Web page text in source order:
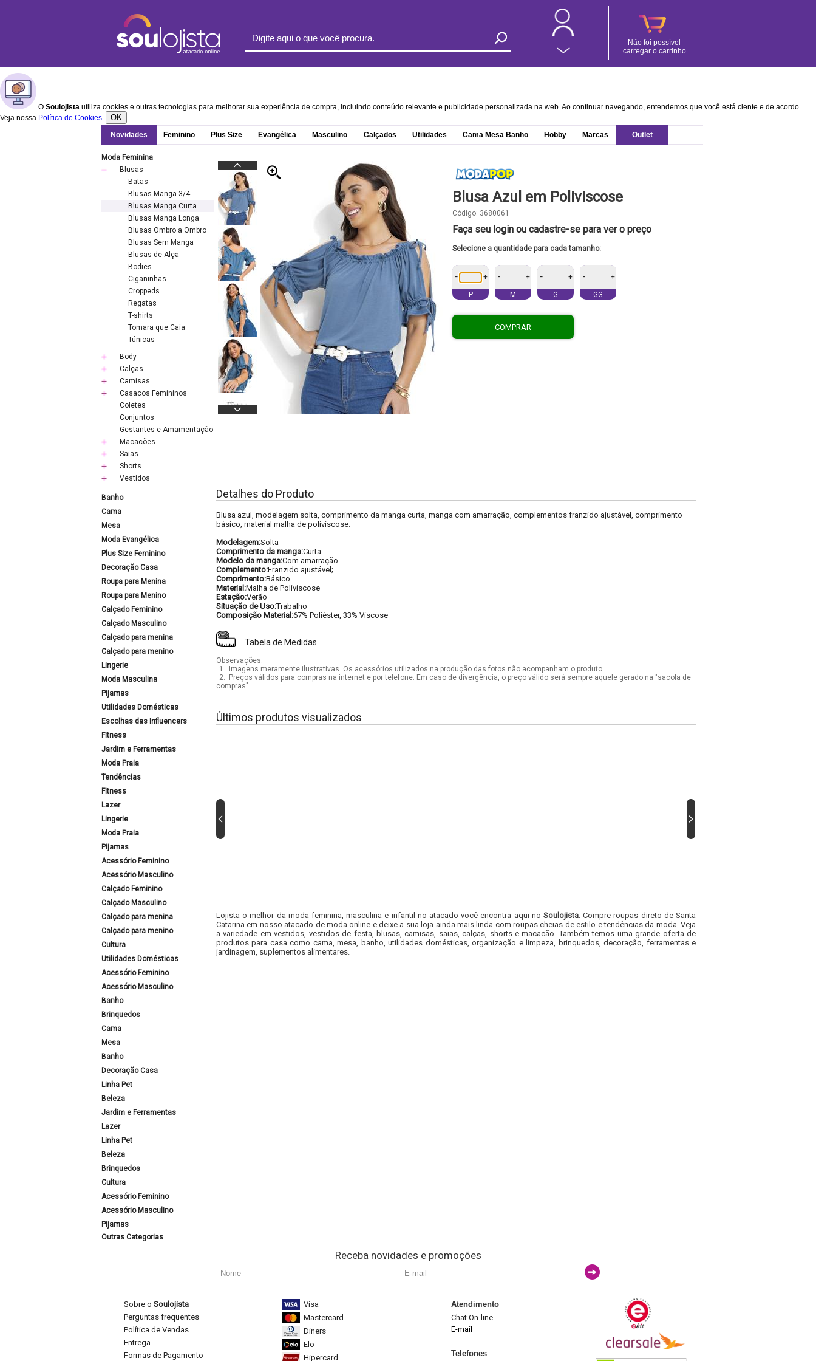
Não foi possível
carregar o carrinho
O Soulojista utiliza cookies e outras tecnologias para melhorar sua experiência de compra, incluindo conteúdo relevante e publicidade personalizada na web. Ao continuar navegando, entendemos que você está ciente e de acordo.
Veja nossa Política de Cookies. OK
Novidades Feminino Plus Size Evangélica Masculino Calçados Utilidades Cama Mesa Banho Hobby Marcas Outlet
Moda Feminina
Blusas
Batas
Blusas Manga 3/4
Blusas Manga Curta
Blusas Manga Longa
Blusas Ombro a Ombro
Blusas Sem Manga
Blusas de Alça
Bodies
Ciganinhas
Croppeds
Regatas
T-shirts
Tomara que Caia
Túnicas
Body
Calças
Camisas
Casacos Femininos
Coletes
Conjuntos
Gestantes e Amamentação
Macacões
Saias
Shorts
Vestidos
Banho
Cama
Mesa
Moda Evangélica
Plus Size Feminino
Decoração Casa
Roupa para Menina
Roupa para Menino
Calçado Feminino
Calçado Masculino
Calçado para menina
Calçado para menino
Lingerie
Moda Masculina
Pijamas
Utilidades Domésticas
Escolhas das Influencers
Fitness
Jardim e Ferramentas
Moda Praia
Tendências
Fitness
Lazer
Lingerie
Moda Praia
Pijamas
Acessório Feminino
Acessório Masculino
Calçado Feminino
Calçado Masculino
Calçado para menina
Calçado para menino
Cultura
Utilidades Domésticas
Acessório Feminino
Acessório Masculino
Banho
Brinquedos
Cama
Mesa
Banho
Decoração Casa
Linha Pet
Beleza
Jardim e Ferramentas
Lazer
Linha Pet
Beleza
Brinquedos
Cultura
Acessório Feminino
Acessório Masculino
Pijamas
Outras Categorias
Blusa Azul em Poliviscose
Código: 3680061
Faça seu login ou cadastre-se para ver o preço
Selecione a quantidade para cada tamanho:
- +
P
- +
M
- +
G
- +
GG
COMPRAR
Detalhes do Produto
Blusa azul, modelagem solta, comprimento da manga curta, manga com amarração, complementos franzido ajustável, comprimento
básico, material malha de poliviscose.
Modelagem:Solta
Comprimento da manga:Curta
Modelo da manga:Com amarração
Complemento:Franzido ajustável;
Comprimento:Básico
Material:Malha de Poliviscose
Estação:Verão
Situação de Uso:Trabalho
Composição Material:67% Poliéster, 33% Viscose
Tabela de Medidas
Observações:
1.
Imagens meramente ilustrativas. Os acessórios utilizados na produção das fotos não acompanham o produto.
2.
Preços válidos para compras na internet e por telefone. Em caso de divergência, o preço válido será sempre aquele gerado na "sacola de
compras".
Últimos produtos visualizados
Lojista o melhor da moda feminina, masculina e infantil no atacado você encontra aqui no Soulojista. Compre roupas direto de Santa
Catarina em nosso atacado de moda online e deixe a sua loja ainda mais linda com roupas cheias de estilo e tendências da moda. Veja
a variedade em vestidos, vestidos de festa, blusas, camisas, saias, calças, shorts e macacão. Também temos uma grande oferta de
produtos para casa como cama, mesa, banho, utilidades domésticas, organização e limpeza, brinquedos, decoração, ferramentas e
jardinagem, suplementos alimentares.
Receba novidades e promoções
Sobre o Soulojista
Perguntas frequentes
Política de Vendas
Entrega
Formas de Pagamento
Visa
Mastercard
Diners
Elo
Hipercard
Atendimento
Chat On-line
E-mail
Telefones